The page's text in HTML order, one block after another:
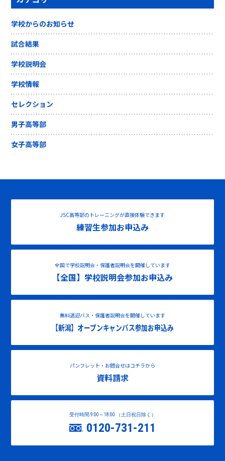
学校からのお知らせ
試合結果
学校説明会
学校情報
セレクション
男子高等部
女子高等部
JSC高等部のトレーニングが直接体験できます
練習生参加お申込み
全国で学校説明会・保護者説明会を開催しています
【全国】学校説明会参加お申込み
無料送迎バス・保護者説明会を開催しています
【新潟】オープンキャンパス参加お申込み
パンフレット・お問合せはコチラから
資料請求
受付時間 9:00～18:00 （土日祝日除く）
0120-731-211